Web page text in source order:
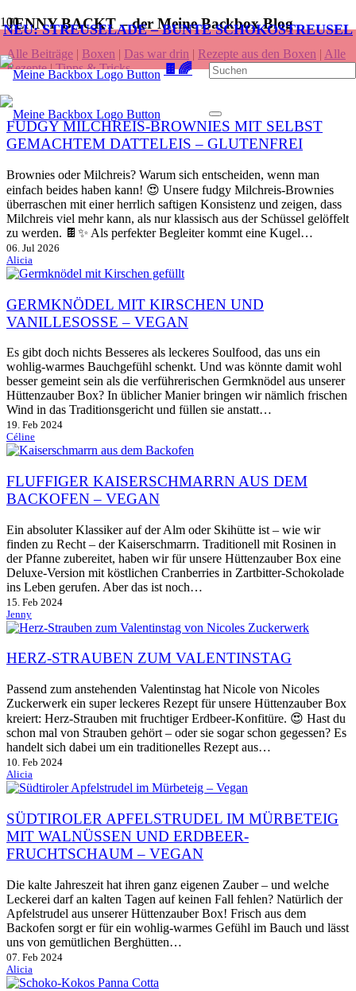
NEU: STREUSELADE – BUNTE SCHOKOSTREUSEL
🍫🌈
JENNY BACKT – der Meine Backbox Blog
Alle Beiträge | Boxen | Das war drin | Rezepte aus den Boxen | Alle
Rezepte|Tipps & Tricks
FUDGY MILCHREIS-BROWNIES MIT SELBST
GEMACHTEM DATTELEIS – GLUTENFREI
Brownies oder Milchreis? Warum sich entscheiden, wenn man
einfach beides haben kann! 😍 Unsere fudgy Milchreis-Brownies
überraschen mit einer herrlich saftigen Konsistenz und zeigen, dass
Milchreis viel mehr kann, als nur klassisch aus der Schüssel gelöffelt
zu werden. 🍫✨ Als perfekter Begleiter kommt eine Kugel…
06. Jul 2026
Alicia
GERMKNÖDEL MIT KIRSCHEN UND
VANILLESOSSE – VEGAN
Es gibt doch nichts Besseres als leckeres Soulfood, das uns ein
wohlig-warmes Bauchgefühl schenkt. Und was könnte damit wohl
besser gemeint sein als die verführerischen Germknödel aus unserer
Hüttenzauber Box? In üblicher Manier bringen wir nämlich frischen
Wind in das Traditionsgericht und füllen sie anstatt…
19. Feb 2024
Céline
FLUFFIGER KAISERSCHMARRN AUS DEM
BACKOFEN – VEGAN
Ein absoluter Klassiker auf der Alm oder Skihütte ist – wie wir
finden zu Recht – der Kaiserschmarrn. Traditionell mit Rosinen in
der Pfanne zubereitet, haben wir für unsere Hüttenzauber Box eine
Deluxe-Version mit köstlichen Cranberries in Zartbitter-Schokolade
ins Leben gerufen. Aber das ist noch…
15. Feb 2024
Jenny
HERZ-STRAUBEN ZUM VALENTINSTAG
Passend zum anstehenden Valentinstag hat Nicole von Nicoles
Zuckerwerk ein super leckeres Rezept für unsere Hüttenzauber Box
kreiert: Herz-Strauben mit fruchtiger Erdbeer-Konfitüre. 😍 Hast du
schon mal von Strauben gehört – oder sie sogar schon gegessen? Es
handelt sich dabei um ein traditionelles Rezept aus…
10. Feb 2024
Alicia
SÜDTIROLER APFELSTRUDEL IM MÜRBETEIG
MIT WALNÜSSEN UND ERDBEER-
FRUCHTSCHAUM – VEGAN
Die kalte Jahreszeit hat ihren ganz eigenen Zauber – und welche
Leckerei darf an kalten Tagen auf keinen Fall fehlen? Natürlich der
Apfelstrudel aus unserer Hüttenzauber Box! Frisch aus dem
Backofen sorgt er für ein wohlig-warmes Gefühl im Bauch und lässt
uns von gemütlichen Berghütten…
07. Feb 2024
Alicia